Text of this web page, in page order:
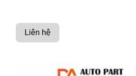
Liên hệ